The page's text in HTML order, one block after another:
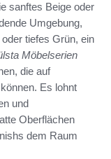
sanftes Beige oder
Umgebung,
tiefes Grün, ein
Möbelserien
die auf
Es lohnt
und
Oberflächen
dem Raum